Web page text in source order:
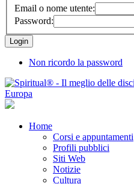
Email o nome utente:
Password:
Non ricordo la password
Home
Corsi e appuntamenti
Profili pubblici
Siti Web
Notizie
Cultura